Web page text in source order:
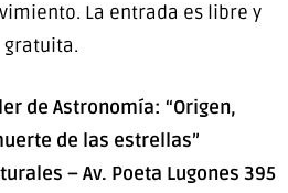
La entrada es libre y
gratuita.
de Astronomía: “Origen,
de las estrellas”
– Av. Poeta Lugones 395